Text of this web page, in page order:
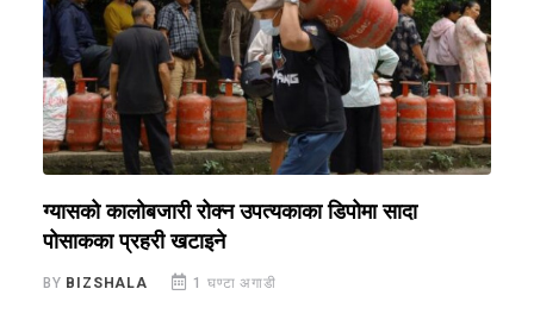
ग्यासको कालोबजारी रोक्न उपत्यकाका डिपोमा सादा
पोसाकका प्रहरी खटाइने
BY BIZSHALA 1 घण्टा अगाडी